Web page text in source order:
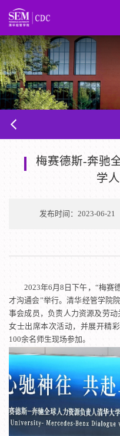
梅赛德斯-奔驰
学
发布时间：2023-06-21
2023年6月8日下午，“梅赛
才沟通会”举行。清华经管学院
事会成员，负责人力资源及劳动
女士出席本次活动，并展开精
100余名师生现场参加。